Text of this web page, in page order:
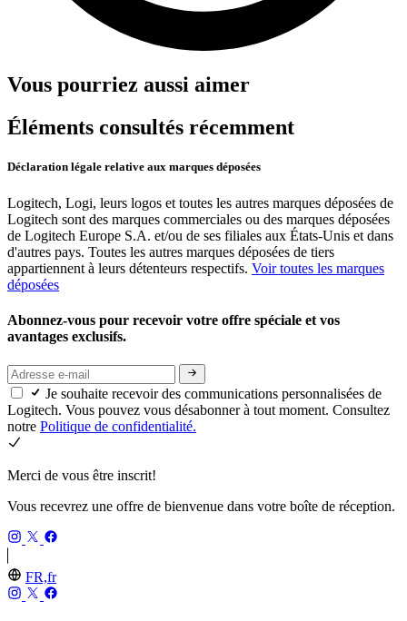
Vous pourriez aussi aimer
Éléments consultés récemment
Déclaration légale relative aux marques déposées
Logitech, Logi, leurs logos et toutes les autres marques déposées de
Logitech sont des marques commerciales ou des marques déposées
de Logitech Europe S.A. et/ou de ses filiales aux États-Unis et dans
d'autres pays. Toutes les autres marques déposées de tiers
appartiennent à leurs détenteurs respectifs. Voir toutes les marques
déposées
Abonnez-vous pour recevoir votre offre spéciale et vos
avantages exclusifs.
Je souhaite recevoir des communications personnalisées de
Logitech. Vous pouvez vous désabonner à tout moment. Consultez
notre Politique de confidentialité.
Merci de vous être inscrit!
Vous recevrez une offre de bienvenue dans votre boîte de réception.
FR,fr